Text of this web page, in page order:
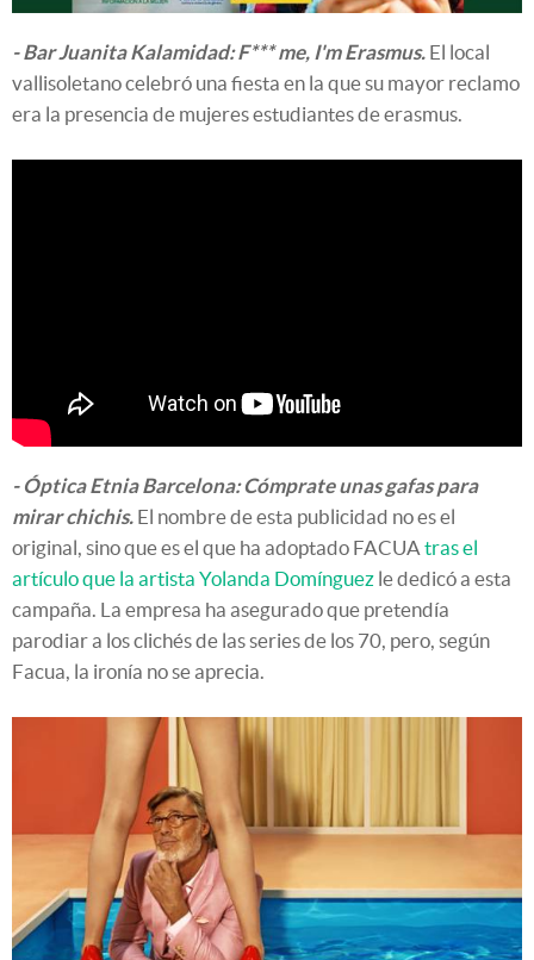
- Bar Juanita Kalamidad: F*** me, I'm Erasmus. El local
vallisoletano celebró una fiesta en la que su mayor reclamo
era la presencia de mujeres estudiantes de erasmus.
- Óptica Etnia Barcelona: Cómprate unas gafas para
mirar chichis. El nombre de esta publicidad no es el
original, sino que es el que ha adoptado FACUA tras el
artículo que la artista Yolanda Domínguez le dedicó a esta
campaña. La empresa ha asegurado que pretendía
parodiar a los clichés de las series de los 70, pero, según
Facua, la ironía no se aprecia.